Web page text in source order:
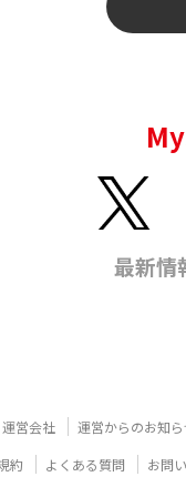
運営会社 運営からのお知ら
約
よくある質問 お問